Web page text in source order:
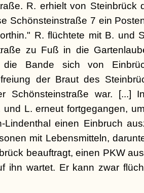
R. erhielt von Steinbrück
Schönsteinstraße 7 ein
R. flüchtete mit B. und
zu Fuß in die
Bande sich von
der Braut des
Schönsteinstraße war. [...]
und L. erneut fortgegangen,
Lindenthal einen Einbruch
mit Lebensmitteln,
beauftragt, einen PKW
ihn wartet. Er kann zwar